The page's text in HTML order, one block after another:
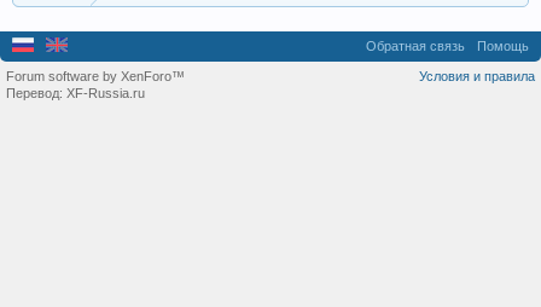
Обратная связь Помощь
Условия и правила
Forum software by XenForo™
Перевод: XF-Russia.ru